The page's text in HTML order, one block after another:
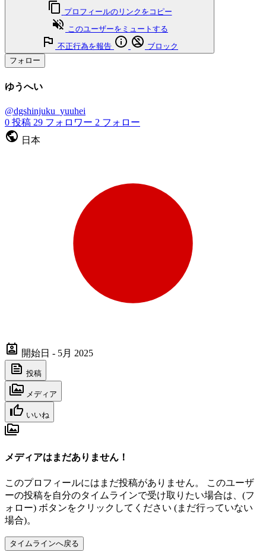
プロフィールのリンクをコピー
このユーザーをミュートする
不正行為を報告
ブロック
フォロー
ゆうへい
@dgshinjuku_yuuhei
0 投稿 29 フォロワー 2 フォロー
日本
開始日 - 5月 2025
投稿
メディア
いいね
メディアはまだありません！
このプロフィールにはまだ投稿がありません。 このユーザ
ーの投稿を自分のタイムラインで受け取りたい場合は、(フ
ォロー) ボタンをクリックしてください (まだ行っていない
場合)。
タイムラインへ戻る